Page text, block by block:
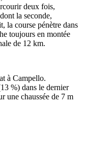
deux fois,
la seconde,
la course pénètre dans
toujours en montée
de 12 km.
à Campello.
%) dans le dernier
une chaussée de 7 m